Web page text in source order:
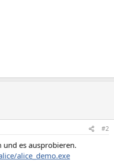
#2
und es ausprobieren.
alice_demo.exe